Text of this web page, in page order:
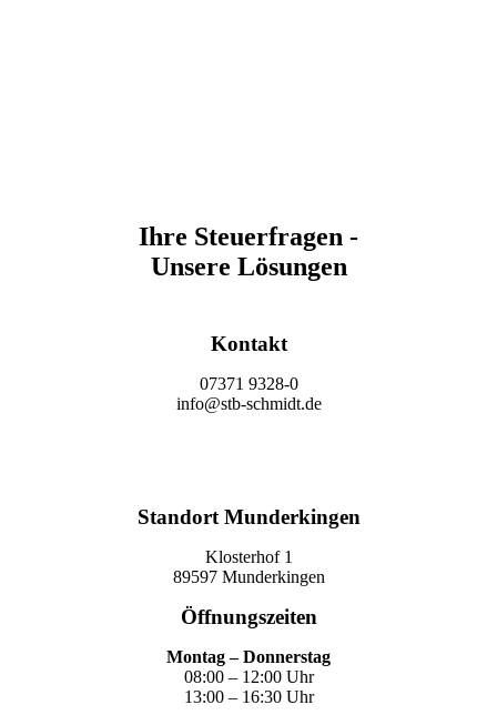
Ihre Steuerfragen -
Unsere Lösungen
Kontakt
07371 9328-0
info@stb-schmidt.de
Standort Munderkingen
Klosterhof 1
89597 Munderkingen
Öffnungszeiten
Montag – Donnerstag
08:00 – 12:00 Uhr
13:00 – 16:30 Uhr